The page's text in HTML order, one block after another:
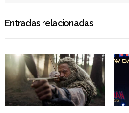
Entradas relacionadas